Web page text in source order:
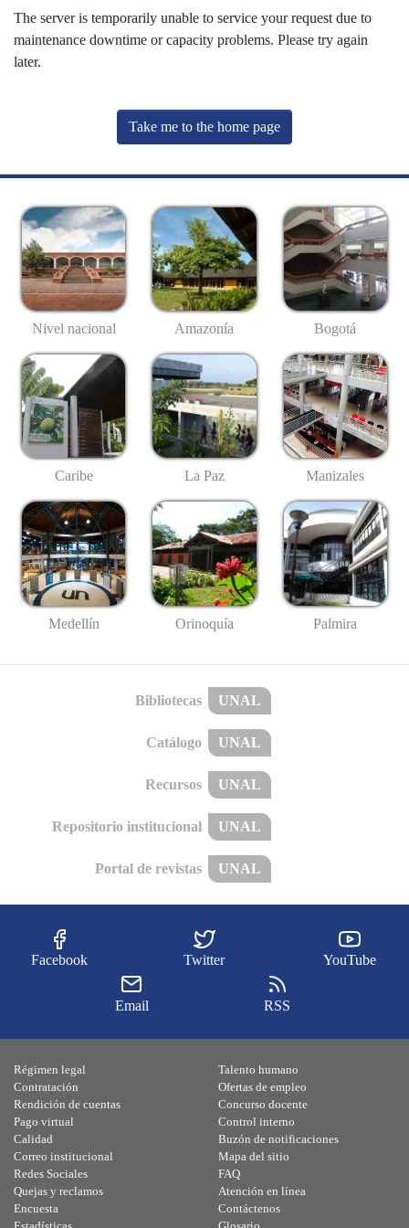
The server is temporarily unable to service your request due to
maintenance downtime or capacity problems. Please try again
later.
Take me to the home page
Nivel nacional Amazonía Bogotá
Caribe La Paz Manizales
Medellín Orinoquía Palmira
Bibliotecas UNAL
Catálogo UNAL
Recursos UNAL
Repositorio institucional UNAL
Portal de revistas UNAL
Facebook Twitter YouTube
Email RSS
Régimen legal
Contratación
Rendición de cuentas
Pago virtual
Calidad
Talento humano
Ofertas de empleo
Concurso docente
Control interno
Buzón de notificaciones
Correo institucional
Redes Sociales
Quejas y reclamos
Encuesta
Mapa del sitio
FAQ
Atención en línea
Contáctenos